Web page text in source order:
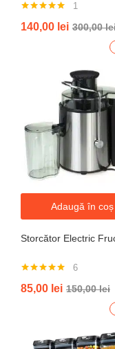
5.00din 5
1
140,00 lei 300,00
Adaugă în coș
5.00din 5
6
85,00 lei 150,00lei